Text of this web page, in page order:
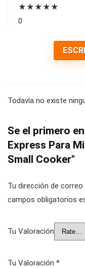
★★★★★
0
Todavía no existe
Se el primero
Express Para
Small Cooker"
Tu dirección de
campos obligatorios
Tu Valoración
Tu Valoración *